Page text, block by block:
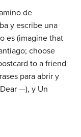
de
y escribe una
es (imagine that
choose
to a friend
para abrir y
—), y Un